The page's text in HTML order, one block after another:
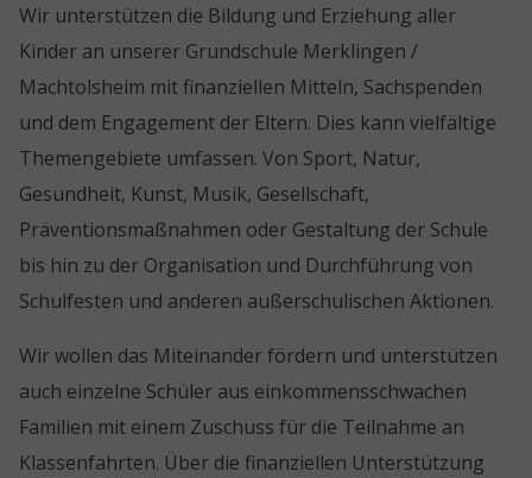
Wir unterstützen die Bildung und Erziehung aller
Kinder an unserer Grundschule Merklingen /
Machtolsheim mit finanziellen Mitteln, Sachspenden
und dem Engagement der Eltern. Dies kann vielfältige
Themengebiete umfassen. Von Sport, Natur,
Gesundheit, Kunst, Musik, Gesellschaft,
Präventionsmaßnahmen oder Gestaltung der Schule
bis hin zu der Organisation und Durchführung von
Schulfesten und anderen außerschulischen Aktionen.
Wir wollen das Miteinander fördern und unterstützen
auch einzelne Schüler aus einkommensschwachen
Familien mit einem Zuschuss für die Teilnahme an
Klassenfahrten. Über die finanziellen Unterstützung